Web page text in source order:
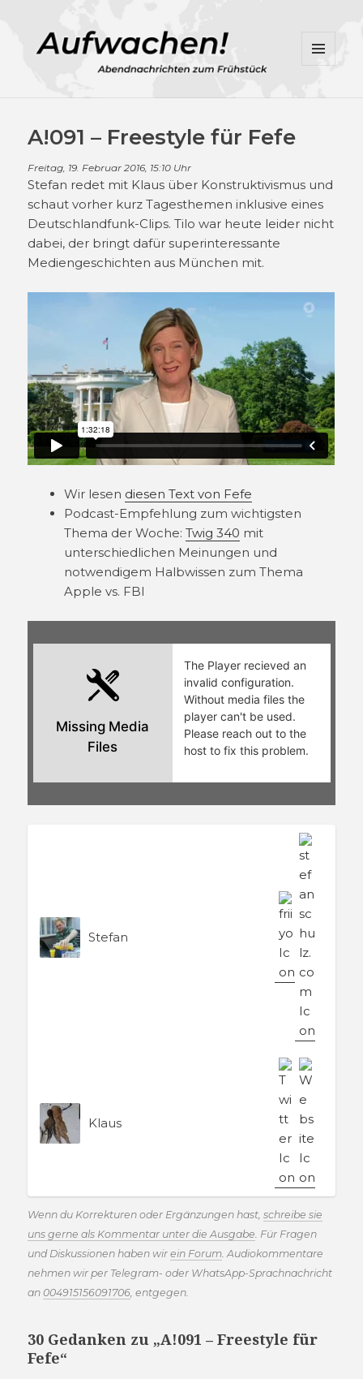
WIDGETS
A!091 – Freestyle für Fefe
Freitag, 19. Februar 2016, 15:10 Uhr
Stefan redet mit Klaus über Konstruktivismus und
schaut vorher kurz Tagesthemen inklusive eines
Deutschlandfunk-Clips. Tilo war heute leider nicht
dabei, der bringt dafür superinteressante
Mediengeschichten aus München mit.
Wir lesen diesen Text von Fefe
Podcast-Empfehlung zum wichtigsten
Thema der Woche:Twig 340 mit
unterschiedlichen Meinungen und
notwendigem Halbwissen zum Thema
Apple vs. FBI
Stefan
Klaus
Wenn du Korrekturen oder Ergänzungen hast,schreibe sie
uns gerne als Kommentar unter die Ausgabe. Für Fragen
und Diskussionen haben wirein Forum. Audiokommentare
nehmen wir per Telegram- oder WhatsApp-Sprachnachricht
an004915156091706, entgegen.
30 Gedanken zu „A!091 – Freestyle für
Fefe“